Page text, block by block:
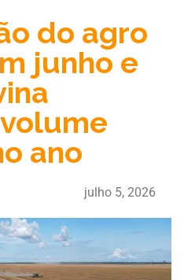
do agro
junho e
ano
julho 5, 2026